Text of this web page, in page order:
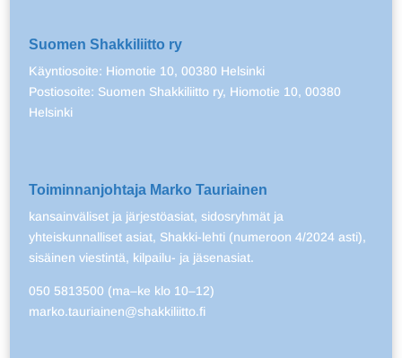
Suomen Shakkiliitto ry
Käyntiosoite: Hiomotie 10, 00380 Helsinki
Postiosoite: Suomen Shakkiliitto ry, Hiomotie 10, 00380
Helsinki
Toiminnanjohtaja Marko Tauriainen
kansainväliset ja järjestöasiat, sidosryhmät ja
yhteiskunnalliset asiat, Shakki-lehti (numeroon 4/2024 asti),
sisäinen viestintä, kilpailu- ja jäsenasiat.
050 5813500 (ma–ke klo 10–12)
marko.tauriainen@shakkiliitto.fi